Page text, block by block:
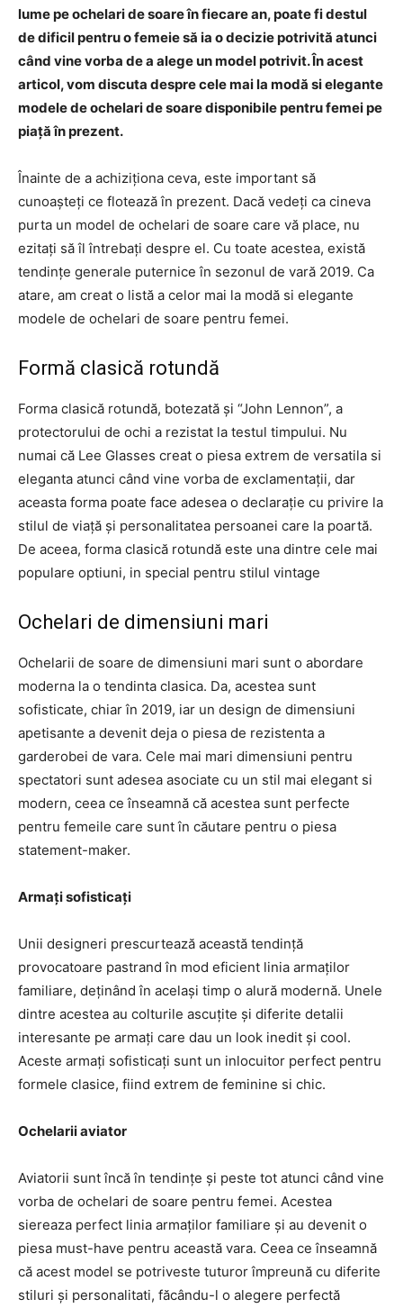
lume pe ochelari de soare în fiecare an, poate fi destul
de dificil pentru o femeie să ia o decizie potrivită atunci
când vine vorba de a alege un model potrivit. În acest
articol, vom discuta despre cele mai la modă si elegante
modele de ochelari de soare disponibile pentru femei pe
piață în prezent.
Înainte de a achiziționa ceva, este important să
cunoașteți ce flotează în prezent. Dacă vedeți ca cineva
purta un model de ochelari de soare care vă place, nu
ezitați să îl întrebați despre el. Cu toate acestea, există
tendințe generale puternice în sezonul de vară 2019. Ca
atare, am creat o listă a celor mai la modă si elegante
modele de ochelari de soare pentru femei.
Formă clasică rotundă
Forma clasică rotundă, botezată și “John Lennon”, a
protectorului de ochi a rezistat la testul timpului. Nu
numai că Lee Glasses creat o piesa extrem de versatila si
eleganta atunci când vine vorba de exclamentații, dar
aceasta forma poate face adesea o declarație cu privire la
stilul de viață și personalitatea persoanei care la poartă.
De aceea, forma clasică rotundă este una dintre cele mai
populare optiuni, in special pentru stilul vintage
Ochelari de dimensiuni mari
Ochelarii de soare de dimensiuni mari sunt o abordare
moderna la o tendinta clasica. Da, acestea sunt
sofisticate, chiar în 2019, iar un design de dimensiuni
apetisante a devenit deja o piesa de rezistenta a
garderobei de vara. Cele mai mari dimensiuni pentru
spectatori sunt adesea asociate cu un stil mai elegant si
modern, ceea ce înseamnă că acestea sunt perfecte
pentru femeile care sunt în căutare pentru o piesa
statement-maker.
Armați sofisticați
Unii designeri prescurtează această tendință
provocatoare pastrand în mod eficient linia armaților
familiare, deținând în același timp o alură modernă. Unele
dintre acestea au colturile ascuțite și diferite detalii
interesante pe armați care dau un look inedit și cool.
Aceste armați sofisticați sunt un inlocuitor perfect pentru
formele clasice, fiind extrem de feminine si chic.
Ochelarii aviator
Aviatorii sunt încă în tendințe și peste tot atunci când vine
vorba de ochelari de soare pentru femei. Acestea
siereaza perfect linia armaților familiare și au devenit o
piesa must-have pentru această vara. Ceea ce înseamnă
că acest model se potriveste tuturor împreună cu diferite
stiluri și personalitati, făcându-l o alegere perfectă